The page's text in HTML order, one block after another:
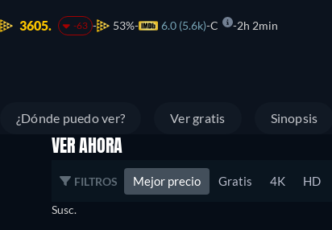
3605. -63 53% 6.0 (5.6k) C 2h 2min
¿Dónde puedo ver? Ver gratis Sinopsis
VER AHORA
FILTROS Mejor precio Gratis 4K HD
Susc.